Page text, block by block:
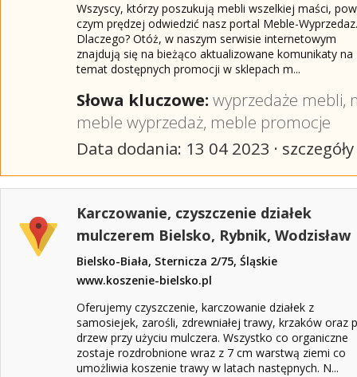
Wszyscy, którzy poszukują mebli wszelkiej maści,
czym prędzej odwiedzić nasz portal Meble-
Dlaczego? Otóż, w naszym serwisie internetowym
znajdują się na bieżąco aktualizowane komunikaty na
temat dostępnych promocji w sklepach m...
Słowa kluczowe: wyprzedaże mebli,
meble wyprzedaż, meble promocje
Data dodania: 13 04 2023 ·
Karczowanie, czyszczenie działek
mulczerem Bielsko, Rybnik, Wodzisław
Bielsko-Biała, Sternicza 2/75, Śląskie
www.koszenie-bielsko.pl
Oferujemy czyszczenie, karczowanie działek z
samosiejek, zarośli, zdrewniałej trawy, krzaków oraz
drzew przy użyciu mulczera. Wszystko co organiczne
zostaje rozdrobnione wraz z 7 cm warstwą ziemi co
umożliwia koszenie trawy w latach następnych. N...